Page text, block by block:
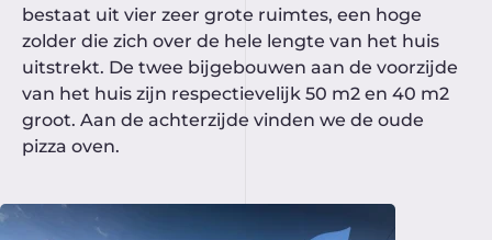
bestaat uit vier zeer grote ruimtes, een hoge
zolder die zich over de hele lengte van het huis
uitstrekt. De twee bijgebouwen aan de voorzijde
van het huis zijn respectievelijk 50 m2 en 40 m2
groot. Aan de achterzijde vinden we de oude
pizza oven.